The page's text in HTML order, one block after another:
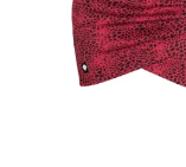
42,00€
diverses
variants.
opcions